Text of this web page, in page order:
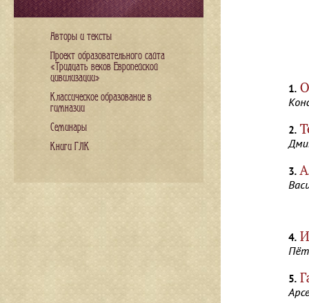
Авторы и тексты
Проект образовательного сайта
«Тридцать веков Европейской
цивилизации»
Классическое образование в
гимназии
Семинары
Книги ГЛК